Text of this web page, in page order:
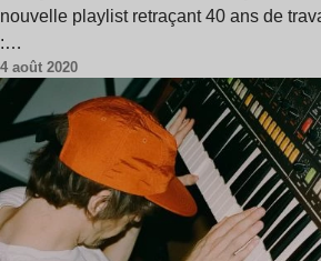
nouvelle playlist retraçant 40 ans de
:…
4 août 2020